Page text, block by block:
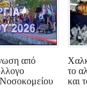
από
το
και